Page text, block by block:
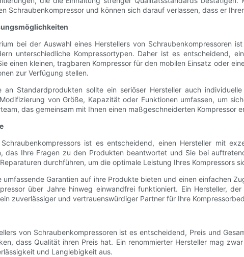
Schraubenkompressor und können sich darauf verlassen, dass er
bei der Auswahl eines Herstellers von Schraubenkompressoren
unterschiedliche Kompressortypen. Daher ist es
einen kleinen, tragbaren Kompressor für den mobilen Einsatz oder
zur Verfügung stellen.
Standardprodukten sollte ein seriöser Hersteller auch
von Größe, Kapazität oder Funktionen umfassen, um
das gemeinsam mit Ihnen einen maßgeschneiderten
ist es entscheidend, einen Hersteller mit
das Ihre Fragen zu den Produkten beantwortet und Sie bei
durchführen, um die optimale Leistung Ihres Kompressors
umfassende Garantien auf ihre Produkte bieten und einen einfachen
über Jahre hinweg einwandfrei funktioniert. Ein Hersteller,
zuverlässiger und vertrauenswürdiger Partner für Ihre
von Schraubenkompressoren ist es entscheidend, Preis und
dass Qualität ihren Preis hat. Ein renommierter Hersteller mag
und Langlebigkeit aus.